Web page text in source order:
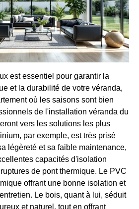
est essentiel pour garantir la
et la durabilité de votre véranda,
où les saisons sont bien
de l'installation véranda du
vers les solutions les plus
par exemple, est très prisé
légèreté et sa faible maintenance,
capacités d'isolation
de pont thermique. Le PVC
offrant une bonne isolation et
Le bois, quant à lui, séduit
et naturel, tout en offrant